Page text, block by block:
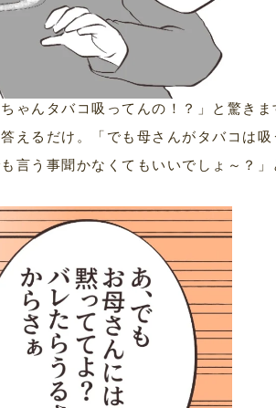
ゃんタバコ吸ってんの！？」と驚きま
えるだけ。「でも母さんがタバコは
言う事聞かなくてもいいでしょ～？」